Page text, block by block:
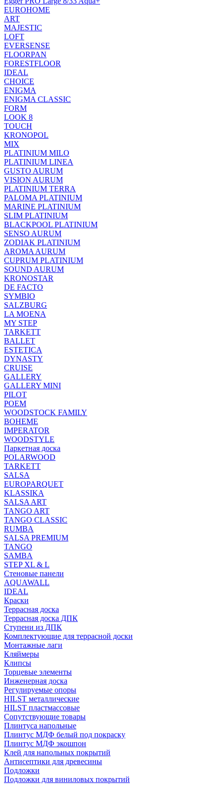
EUROHOME
ART
MAJESTIC
LOFT
EVERSENSE
FLOORPAN
FORESTFLOOR
IDEAL
CHOICE
ENIGMA
ENIGMA CLASSIC
FORM
LOOK 8
TOUCH
KRONOPOL
MIX
PLATINIUM MILO
PLATINIUM LINEA
GUSTO AURUM
VISION AURUM
PLATINIUM TERRA
PALOMA PLATINIUM
MARINE PLATINIUM
SLIM PLATINIUM
BLACKPOOL PLATINIUM
SENSO AURUM
ZODIAK PLATINIUM
AROMA AURUM
CUPRUM PLATINIUM
SOUND AURUM
KRONOSTAR
DE FACTO
SYMBIO
SALZBURG
LA MOENA
MY STEP
TARKETT
BALLET
ESTETICA
DYNASTY
CRUISE
GALLERY
GALLERY MINI
PILOT
POEM
WOODSTOCK FAMILY
BOHEME
IMPERATOR
WOODSTYLE
Паркетная доска
POLARWOOD
TARKETT
SALSA
EUROPARQUET
KLASSIKA
SALSA ART
TANGO ART
TANGO CLASSIC
RUMBA
SALSA PREMIUM
TANGO
SAMBA
STEP XL & L
Стеновые панели
AQUAWALL
IDEAL
Краски
Террасная доска
Террасная доска ДПК
Ступени из ДПК
Комплектующие для террасной доски
Монтажные лаги
Кляймеры
Клипсы
Торцевые элементы
Инженерная доска
Регулируемые опоры
HILST металлические
HILST пластмассовые
Сопутствующие товары
Плинтуса напольные
Плинтус МДФ белый под покраску
Плинтус МДФ экошпон
Клей для напольных покрытий
Антисептики для древесины
Подложки
Подложки для виниловых покрытий